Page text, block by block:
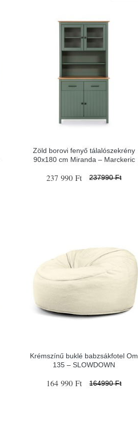
Zöld borovi fenyő tálalószekrény
90x180 cm Miranda – Marckeric
237 990 Ft 237990 Ft
Krémszínű buklé babzsákfotel Om
135 – SLOWDOWN
164 990 Ft 164990 Ft